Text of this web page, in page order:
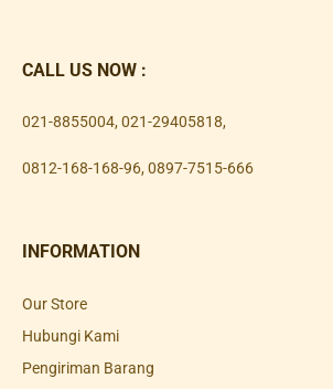
CALL US NOW :
021-8855004, 021-29405818,
0812-168-168-96, 0897-7515-666
INFORMATION
Our Store
Hubungi Kami
Pengiriman Barang